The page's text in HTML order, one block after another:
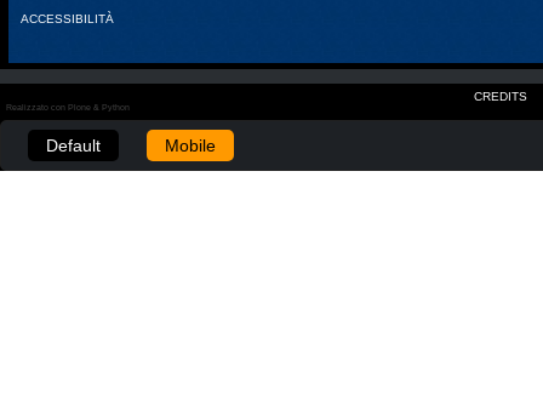
ACCESSIBILITÀ
CREDITS
Realizzato con Plone & Python
Default Mobile